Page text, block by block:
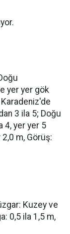
yer yer gök
Karadeniz'de
3 ila 5; Doğu
4, yer yer 5
m, Görüş:
Kuzey ve
0,5 ila 1,5 m,